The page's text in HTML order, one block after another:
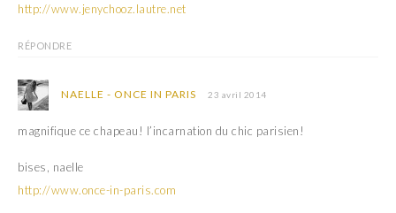
http://www.jenychooz.lautre.net
RÉPONDRE
NAELLE - ONCE IN PARIS 23 avril 2014
magnifique ce chapeau! l’incarnation du chic parisien!
bises, naelle
http://www.once-in-paris.com